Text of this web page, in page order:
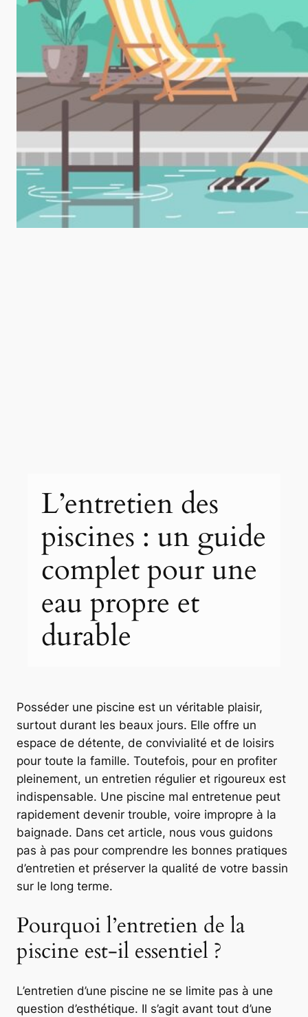
L’entretien des
piscines : un guide
complet pour une
eau propre et
durable
Posséder une piscine est un véritable plaisir,
surtout durant les beaux jours. Elle offre un
espace de détente, de convivialité et de loisirs
pour toute la famille. Toutefois, pour en profiter
pleinement, un entretien régulier et rigoureux est
indispensable. Une piscine mal entretenue peut
rapidement devenir trouble, voire impropre à la
baignade. Dans cet article, nous vous guidons
pas à pas pour comprendre les bonnes pratiques
d’entretien et préserver la qualité de votre bassin
sur le long terme.
Pourquoi l’entretien de la
piscine est-il essentiel ?
L’entretien d’une piscine ne se limite pas à une
question d’esthétique. Il s’agit avant tout d’une